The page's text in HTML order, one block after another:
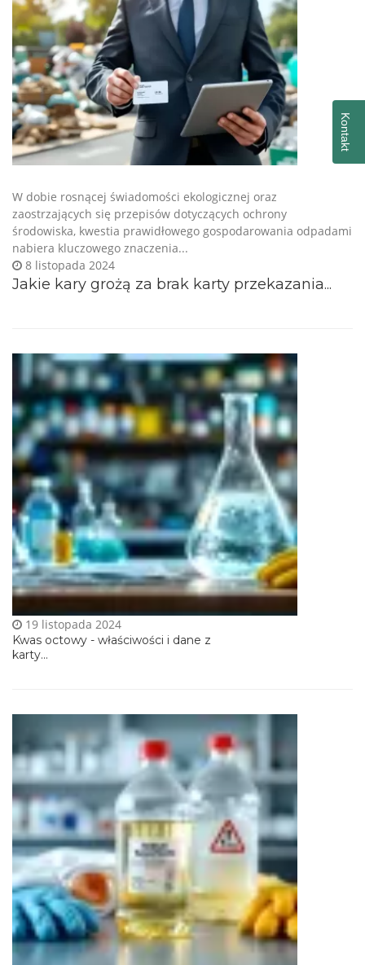
Jakie kary grożą za brak karty przekazania...
8 listopada 2024
W dobie rosnącej świadomości ekologicznej oraz
zaostrzających się przepisów dotyczących ochrony
środowiska, kwestia prawidłowego gospodarowania odpadami
nabiera kluczowego znaczenia...
Kwas octowy - właściwości i dane z
karty...
19 listopada 2024
Kontakt